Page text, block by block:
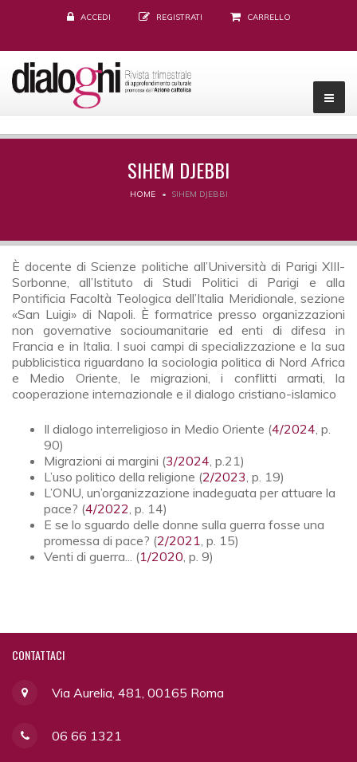
ACCEDI REGISTRATI CARRELLO
SIHEM DJEBBI
HOME SIHEM DJEBBI
È docente di Scienze politiche all’Università di Parigi XIII-
Sorbonne, all’Istituto di Studi Politici di Parigi e alla
Pontificia Facoltà Teologica dell’Italia Meridionale, sezione
«San Luigi» di Napoli. È formatrice presso organizzazioni
non governative socioumanitarie ed enti di difesa in
Francia e in Italia. I suoi campi di specializzazione e la sua
pubblicistica riguardano la sociologia politica di Nord Africa
e Medio Oriente, le migrazioni, i conflitti armati, la
cooperazione internazionale e il dialogo cristiano-islamico
Il dialogo interreligioso in Medio Oriente (4/2024, p.
90)
Migrazioni ai margini (3/2024, p.21)
L’uso politico della religione (2/2023, p. 19)
L’ONU, un’organizzazione inadeguata per attuare la
pace? (4/2022, p. 14)
E se lo sguardo delle donne sulla guerra fosse una
promessa di pace? (2/2021, p. 15)
Venti di guerra... (1/2020, p. 9)
CONTATTACI
Via Aurelia, 481, 00165 Roma
06 66 1321